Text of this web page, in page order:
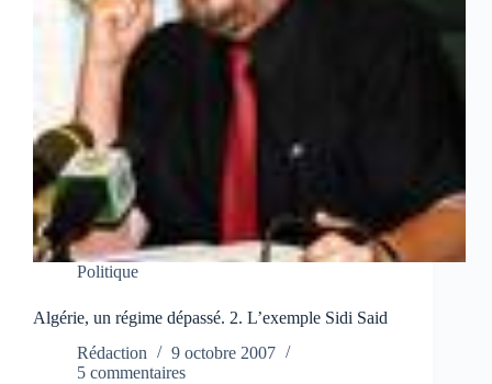
Politique
Algérie, un régime dépassé. 2. L’exemple Sidi Said
Rédaction
9 octobre 2007
5 commentaires